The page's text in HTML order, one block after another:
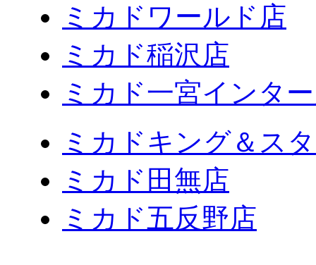
ミカドワールド店
ミカド稲沢店
ミカド一宮インタ
ミカドキング＆ス
ミカド田無店
ミカド五反野店